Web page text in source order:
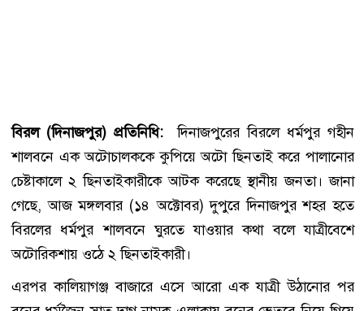
বিরল (দিনাজপুর) প্রতিনিধি:দিনাজপুরের বিরলে ধর্মপুর গহীন
শালবনে এক অটোচালককে কুপিয়ে অটো ছিনতাই করে পালানোর
চেষ্টাকালে ২ ছিনতাইকারীকে আটক করেছে স্থানীয় জনতা। জানা
গেছে, আজ মঙ্গলবার (১৪ অক্টোবর) দুপুরে দিনাজপুর শহর হতে
বিরলের ধর্মপুর শালবনে ঘুরতে যাওয়ার কথা বলে যাত্রীবেশে
অটোরিকশায় ওঠে ২ ছিনতাইকারী।
এরপর কালিয়াগঞ্জ বাজারে এসে আরো এক যাত্রী উঠানোর পর